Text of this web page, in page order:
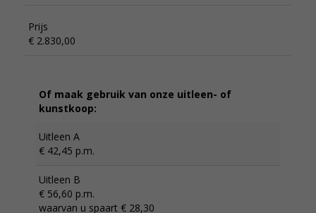
Prijs
€ 2.830,00
Of maak gebruik van onze uitleen- of
kunstkoop:
Uitleen A
€ 42,45 p.m.
Uitleen B
€ 56,60 p.m.
waarvan u spaart € 28,30